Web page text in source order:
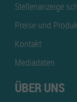
Stellenanzeige
Preise und
Kontakt
Mediadaten
ÜBER UNS